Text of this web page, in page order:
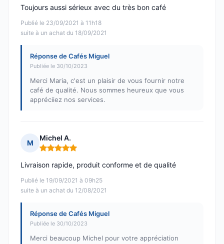
Publié le 23/09/2021 à 11h18
suite à un achat du 18/09/2021
Toujours aussi sérieux avec du très bon café
Réponse de Cafés Miguel
Publiée le 30/10/2023
Merci Maria, c'est un plaisir de vous fournir notre
café de qualité. Nous sommes heureux que vous
appréciiez nos services.
M
Michel A.
Note : 5 sur 5
Publié le 19/09/2021 à 09h25
suite à un achat du 12/08/2021
Livraison rapide, produit conforme et de qualité
Réponse de Cafés Miguel
Publiée le 30/10/2023
Merci beaucoup Michel pour votre appréciation